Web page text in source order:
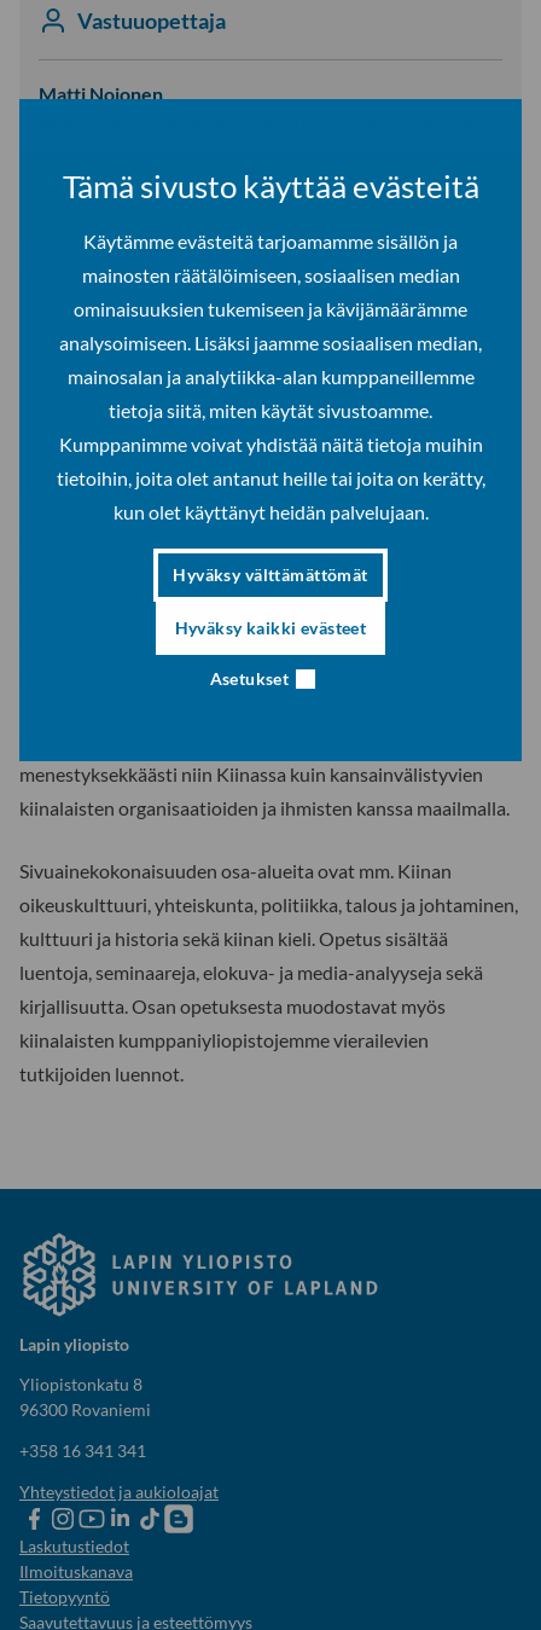
Tämä sivusto käyttää evästeitä
Käytämme evästeitä tarjoamamme sisällön ja
mainosten räätälöimiseen, sosiaalisen median
ominaisuuksien tukemiseen ja kävijämäärämme
analysoimiseen. Lisäksi jaamme sosiaalisen median,
mainosalan ja analytiikka-alan kumppaneillemme
tietoja siitä, miten käytät sivustoamme.
Kumppanimme voivat yhdistää näitä tietoja muihin
tietoihin, joita olet antanut heille tai joita on kerätty,
kun olet käyttänyt heidän palvelujaan.
Hyväksy välttämättömät
Hyväksy kaikki evästeet
Asetukset
opiskelijoille. Sivuaineen eri osa-alueiden keskeisenä
alueilla. Perehdyt opinnoissa myös kiinalaisen yhteiskunnan
kehityksen ja nopean globalisaation syihin ja vaikutuksiin.
menestyksekkäästi niin Kiinassa kuin kansainvälistyvien
kiinalaisten organisaatioiden ja ihmisten kanssa maailmalla.
Sivuainekokonaisuuden osa-alueita ovat mm. Kiinan
oikeuskulttuuri, yhteiskunta, politiikka, talous ja johtaminen,
kulttuuri ja historia sekä kiinan kieli. Opetus sisältää
luentoja, seminaareja, elokuva- ja media-analyyseja sekä
kirjallisuutta. Osan opetuksesta muodostavat myös
kiinalaisten kumppaniyliopistojemme vierailevien
tutkijoiden luennot.
Vastuuopettaja
Matti Nojonen
matti.nojonen@ulapland.fi
Linkki opinto-oppaaseen
Opinto-opas
Lapin yliopisto
Yliopistonkatu 8
96300 Rovaniemi
+358 16 341 341
Yhteystiedot ja aukioloajat
Lapin
yliopiston
Facebook
Lapin
yliopiston
instagram-
tili
Lapin
yliopiston
Youtube-
kanava
Lapin
yliopisto
Linkedinissä
LapinOpiskelijaelämää-
Laskutustiedot
Ilmoituskanava
Tietopyyntö
Saavutettavuus ja esteettömyys